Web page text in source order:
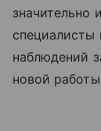
значительно
специалисты
наблюдений
новой работы